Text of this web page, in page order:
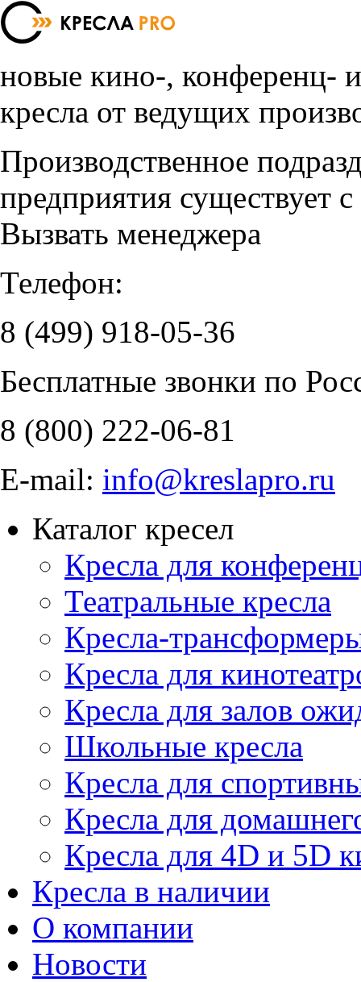
новые кино-, конференц-
кресла от ведущих
Производственное
предприятия существует
Вызвать менеджера
Телефон:
8 (499) 918-05-36
Бесплатные звонки по
8 (800) 222-06-81
E-mail: info@kreslapro.ru
Каталог кресел
Кресла для
Театральные кресла
Кресла-
Кресла для
Кресла для залов
Школьные кресла
Кресла для
Кресла для
Кресла для 4D и 5D
Кресла в наличии
О компании
Новости